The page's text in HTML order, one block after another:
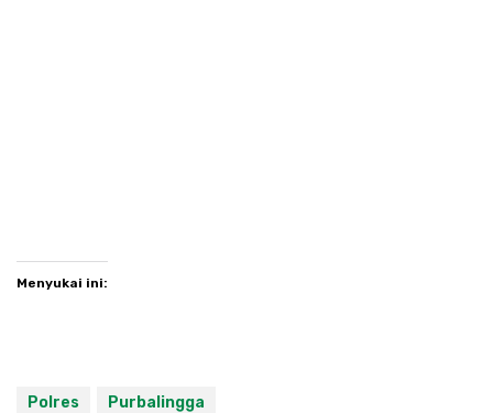
Menyukai ini:
Polres Purbalingga